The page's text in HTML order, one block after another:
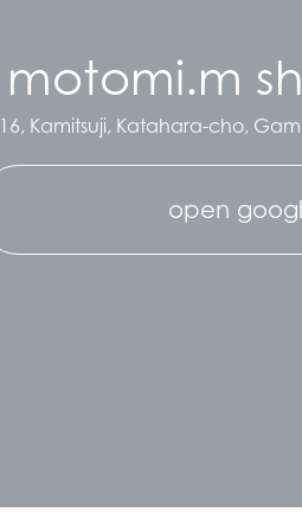
motomi.m
16, Kamitsuji, Katahara-cho,
open